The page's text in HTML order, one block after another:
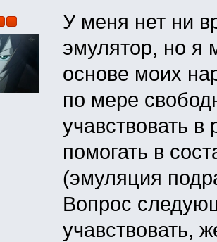
У меня нет ни
эмулятор, но я
основе моих
по мере
учавствовать
помогать в
(эмуляция
Вопрос
учавствовать,